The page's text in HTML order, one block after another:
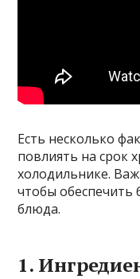
Есть несколько
повлиять на срок
холодильнике.
чтобы обеспечить
блюда.
1.